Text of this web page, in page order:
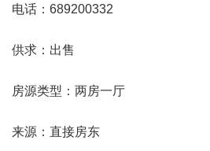
电话：689200332
供求：出售
房源类型：两房一厅
来源：直接房东